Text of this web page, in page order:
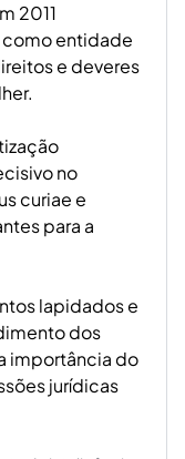
2011
como entidade
e deveres
no
curiae e
para a
lapidados e
dos
importância do
jurídicas